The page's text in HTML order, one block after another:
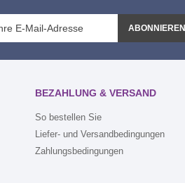
ABONNIEREN
BEZAHLUNG & VERSAND
So bestellen Sie
Liefer- und Versandbedingungen
Zahlungsbedingungen